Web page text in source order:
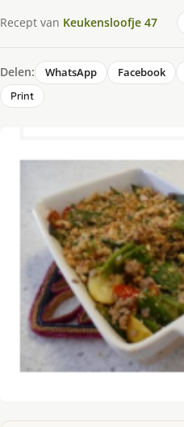
Recept van Keukensloofje 47
Delen: WhatsApp Facebook
Print